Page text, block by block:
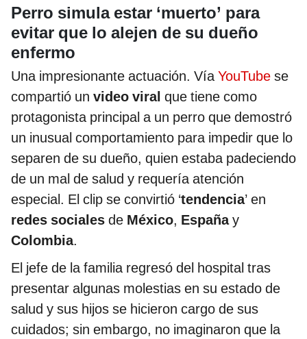
Perro simula estar ‘muerto’ para
evitar que lo alejen de su dueño
enfermo
Una impresionante actuación. VíaYouTube se
compartió un video viral que tiene como
protagonista principal a un perro que demostró
un inusual comportamiento para impedir que lo
separen de su dueño, quien estaba padeciendo
de un mal de salud y requería atención
especial. El clip se convirtió ‘tendencia’ en
redes sociales de México, Españay
Colombia.
El jefe de la familia regresó del hospital tras
presentar algunas molestias en su estado de
salud y sus hijos se hicieron cargo de sus
cuidados; sin embargo, no imaginaron que la